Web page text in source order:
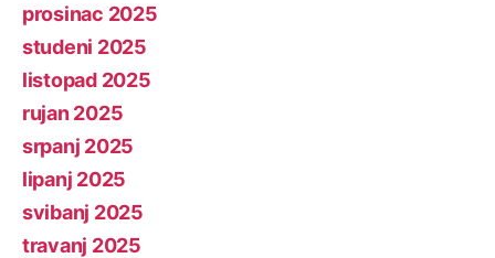
prosinac 2025
studeni 2025
listopad 2025
rujan 2025
srpanj 2025
lipanj 2025
svibanj 2025
travanj 2025